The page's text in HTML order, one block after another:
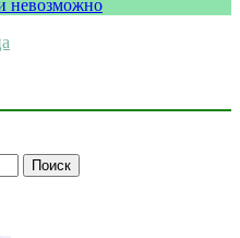
невозможно